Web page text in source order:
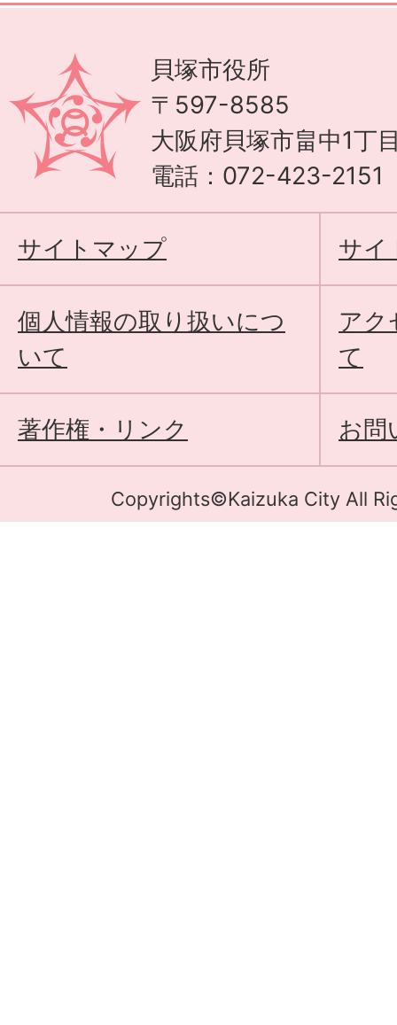
貝塚市役所
〒597-8585
大阪府貝塚市畠中1丁
電話：072-423-2151
サイトマップ サイ
個人情報の取り扱いにつ
いて
アク
て
著作権・リンク お問
Copyrights©Kaizuka City All